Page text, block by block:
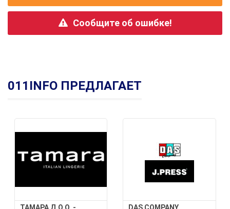
Сообщите об ошибке!
011INFO ПРЕДЛАГАЕТ